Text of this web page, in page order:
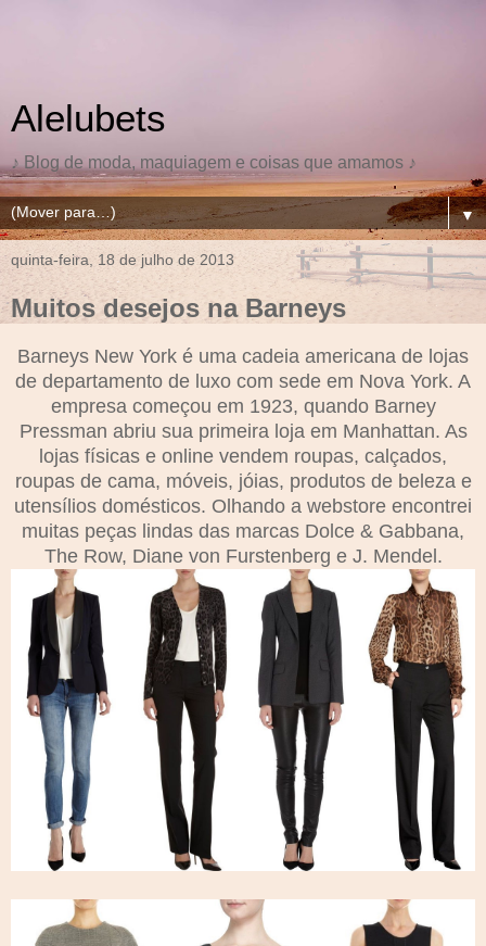
Alelubets
♪ Blog de moda, maquiagem e coisas que amamos ♪
▼
quinta-feira, 18 de julho de 2013
Muitos desejos na Barneys
Barneys New York é uma cadeia americana de lojas
de departamento de luxo com sede em Nova York. A
empresa começou em 1923, quando Barney
Pressman abriu sua primeira loja em Manhattan. As
lojas físicas e online vendem roupas, calçados,
roupas de cama, móveis, jóias, produtos de beleza e
utensílios domésticos. Olhando a webstore encontrei
muitas peças lindas das marcas Dolce & Gabbana,
The Row, Diane von Furstenberg e J. Mendel.